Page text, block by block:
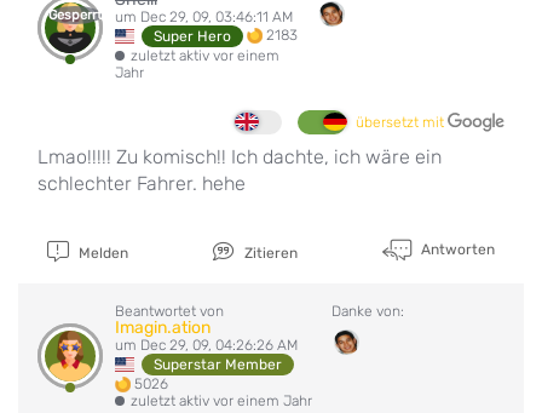
Gesperrt
um Dec 29, 09, 03:46:11 AM
Super Hero
2183
zuletzt aktiv vor einem
Jahr
übersetzt mit
Lmao!!!!! Zu komisch!! Ich dachte, ich wäre ein
schlechter Fahrer. hehe
Melden Zitieren Antworten
Beantwortet von
Imagin.ation
um Dec 29, 09, 04:26:26 AM
Superstar Member
5026
zuletzt aktiv vor einem Jahr
Danke von: